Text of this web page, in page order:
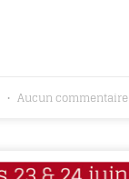
Aucun commentaire